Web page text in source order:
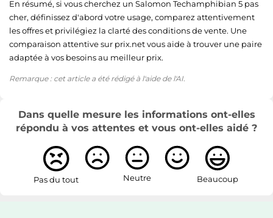
En résumé, si vous cherchez un Salomon Techamphibian 5 pas
cher, définissez d'abord votre usage, comparez attentivement
les offres et privilégiez la clarté des conditions de vente. Une
comparaison attentive sur prix.net vous aide à trouver une paire
adaptée à vos besoins au meilleur prix.
Remarque : cet article a été rédigé à l'aide de l'AI.
Dans quelle mesure les informations ont-elles
répondu à vos attentes et vous ont-elles aidé ?
Pas du tout Neutre Beaucoup